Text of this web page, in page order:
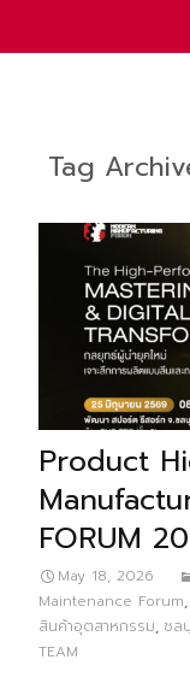
Tag
Product
FORUM
May 18, 2026
Maintenance Forum,
สินค้าอุตสาหกรรม, ชล
TEAM